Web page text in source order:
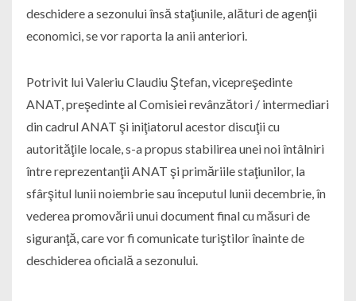
deschidere a sezonului însă staţiunile, alături de agenţii
economici, se vor raporta la anii anteriori.
Potrivit lui Valeriu Claudiu Ştefan, vicepreşedinte
ANAT, preşedinte al Comisiei revânzători / intermediari
din cadrul ANAT şi iniţiatorul acestor discuţii cu
autorităţile locale, s-a propus stabilirea unei noi întâlniri
între reprezentanţii ANAT şi primăriile staţiunilor, la
sfârşitul lunii noiembrie sau începutul lunii decembrie, în
vederea promovării unui document final cu măsuri de
siguranţă, care vor fi comunicate turiştilor înainte de
deschiderea oficială a sezonului.